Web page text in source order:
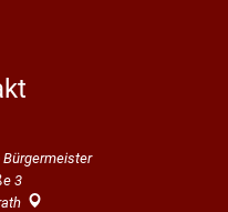
Bürgermeister
3